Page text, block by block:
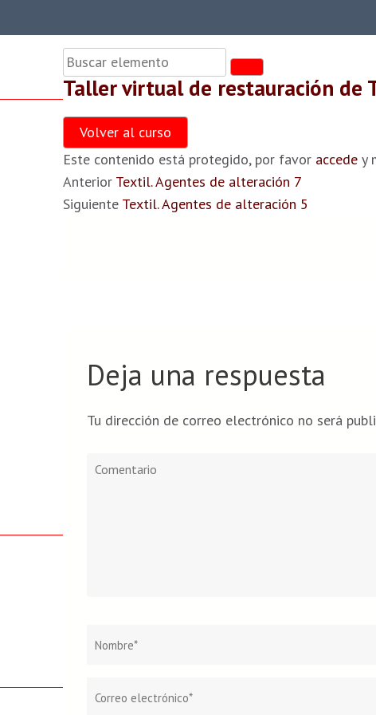
centroConservacion
de Textiles
Taller virtual de restauración de
Volver al curso
Este contenido está protegido, por favor accede y
Anterior Textil. Agentes de alteración 7
Siguiente Textil. Agentes de alteración 5
Deja una respuesta
Tu dirección de correo electrónico no será
Comentario
Nombre*